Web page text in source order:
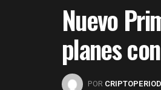
Nuevo
planes
POR